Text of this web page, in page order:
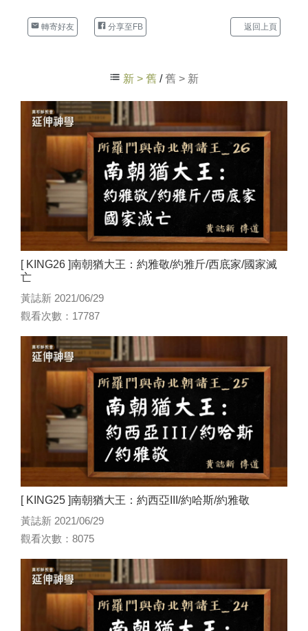
轉寄好友 分享至FB 返回上頁
新 > 舊 /舊 > 新
[ KING26 ]南朝猶大王：約雅敬/約雅斤/西底家/國家滅
亡
黃誌新 2021/06/29
觀看次數：17787
[ KING25 ]南朝猶大王：約西亞III/約哈斯/約雅敬
黃誌新 2021/06/29
觀看次數：8075